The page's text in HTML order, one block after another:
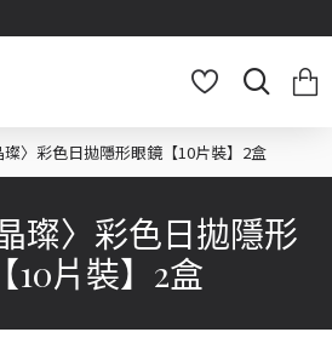
〉彩色日拋隱形眼鏡【10片裝】2盒
璨〉彩色日拋隱形
10片裝】2盒